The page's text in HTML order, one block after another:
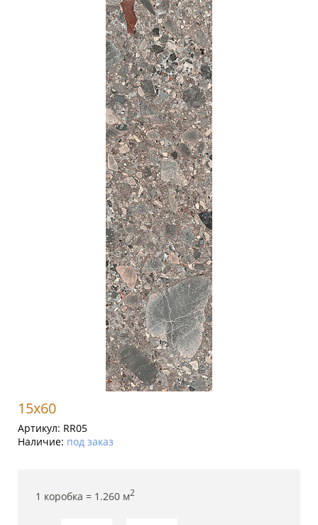
15x60
Артикул: RR05
Наличие: под заказ
1 коробка = 1.260 м2